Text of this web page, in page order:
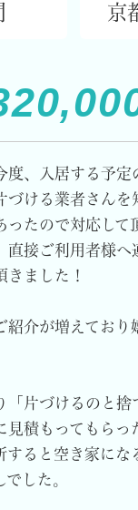
京
度、入居する予定
づける業者さんを
ったので対応して
直接ご利用者様
きました！
紹介が増えており
「片づけるのと捨
見積もってもらっ
すると空き家にな
した。